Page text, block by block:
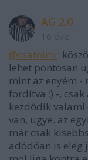
AG 2.0
@csatoimi:
lehet pontosan
mint az enyém -
fordítva :) -,
kezdődik
van, ugye. az
már csak
adódóan is elég